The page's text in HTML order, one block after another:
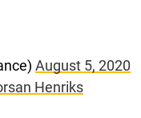
August 5, 2020
Henriks